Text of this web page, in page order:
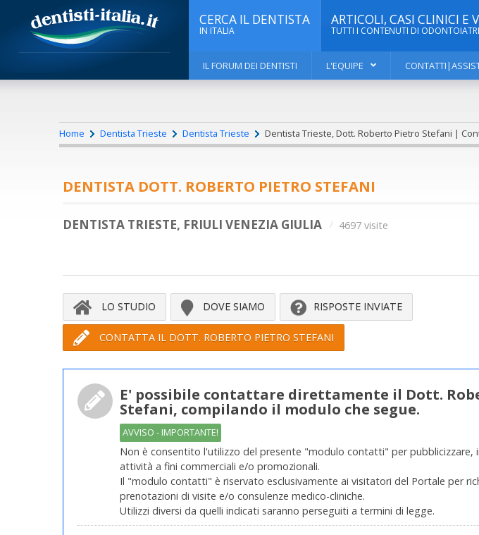
CERCA IL DENTISTA
IN ITALIA
ARTICOLI, CASI CLINICI E
TUTTI I CONTENUTI DI
IL FORUM DEI DENTISTI L'EQUIPE
Home Dentista Trieste Dentista Trieste Dentista Trieste, Dott. Roberto Pietro Stefani |
DENTISTA DOTT. ROBERTO PIETRO STEFANI
DENTISTA TRIESTE, FRIULI VENEZIA GIULIA 4697 visite
LO STUDIO DOVE SIAMO RISPOSTE INVIATE
CONTATTA IL DOTT. ROBERTO PIETRO STEFANI
E' possibile contattare direttamente il Dott.
Stefani, compilando il modulo che segue.
AVVISO - IMPORTANTE!
Non è consentito l'utilizzo del presente "modulo contatti" per
attività a fini commerciali e/o promozionali.
Il "modulo contatti" è riservato esclusivamente ai visitatori del Portale per
prenotazioni di visite e/o consulenze medico-cliniche.
Utilizzi diversi da quelli indicati saranno perseguiti a termini di legge.